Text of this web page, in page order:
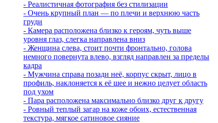
- Реалистичная фотография без стилизации
- Очень крупный план — по плечи и верхнюю часть
груди
- Камера расположена близко к героям, чуть выше
уровня глаз, слегка направлена вниз
- Женщина слева, стоит почти фронтально, голова
немного повернута влево, взгляд направлен за пределы
кадра
- Мужчина справа позади неё, корпус скрыт, лицо в
профиль, наклоняется к её шее и нежно целует область
под ухом
- Пара расположена максимально близко друг к другу
- Ровный теплый загар на коже обоих, естественная
текстура, мягкое сатиновое сияние